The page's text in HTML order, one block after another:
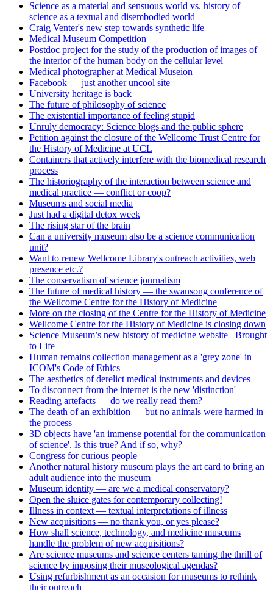
Science as a material and sensuous world vs. history of
science as a textual and disembodied world
Craig Venter's new step towards synthetic life
Medical Museum Competition
Postdoc project for the study of the production of images of
the interior of the human body on the cellular level
Medical photographer at Medical Museion
Facebook — just another uncool site
University heritage is back
The future of philosophy of science
The existential importance of feeling stupid
Unruly democracy: Science blogs and the public sphere
Petition against the closure of the Wellcome Trust Centre for
the History of Medicine at UCL
Containers that actively interfere with the biomedical research
process
The historiography of the interaction between science and
medical practice — conflict or coop?
Museums and social media
Just had a digital detox week
The rising star of the brain
Can a university museum also be a science communication
unit?
Want to renew Wellcome Library's outreach activities, web
presence etc.?
The conservatism of science journalism
The future of medical history — the swansong conference of
the Wellcome Centre for the History of Medicine
More on the closing of the Centre for the History of Medicine
Wellcome Centre for the History of Medicine is closing down
Science Museum’s new history of medicine website _Brought
to Life_
Human remains collection management as a 'grey zone' in
ICOM's Code of Ethics
The aesthetics of derelict medical instruments and devices
To disconnect from the internet is the new 'distinction'
Reading artefacts — do we really read them?
The death of an exhibition — but no animals were harmed in
the process
3D objects have 'an immense potential for the communication
of science'. Is this true? And if so, why?
Congress for curious people
Another natural history museum plays the art card to bring an
adult audience into the museum
Museum identity — are we a medical conservatory?
Open the sluice gates for contemporary collecting!
Illness in context — textual interpretations of illness
New acquisitions — no thank you, or yes please?
How shall science, technology, and medicine museums
handle the problem of new acquisitions?
Are science museums and science centers taming the thrill of
science by imposing their museological agendas?
Using refurbishment as an occasion for museums to rethink
their outreach